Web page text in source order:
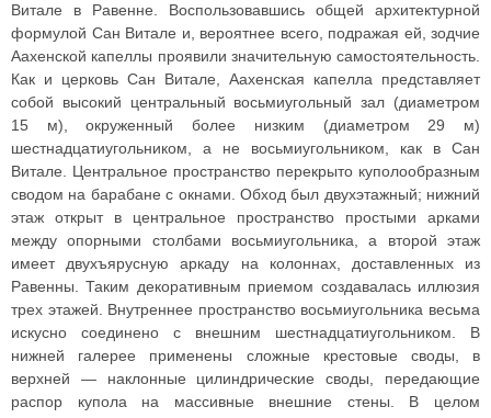
Витале в Равенне. Воспользовавшись общей архитектурной
формулой Сан Витале и, вероятнее всего, подражая ей, зодчие
Аахенской капеллы проявили значительную самостоятельность.
Как и церковь Сан Витале, Аахенская капелла представляет
собой высокий центральный восьмиугольный зал (диаметром
15 м), окруженный более низким (диаметром 29 м)
шестнадцатиугольником, а не восьмиугольником, как в Сан
Витале. Центральное пространство перекрыто куполообразным
сводом на барабане с окнами. Обход был двухэтажный; нижний
этаж открыт в центральное пространство простыми арками
между опорными столбами восьмиугольника, а второй этаж
имеет двухъярусную аркаду на колоннах, доставленных из
Равенны. Таким декоративным приемом создавалась иллюзия
трех этажей. Внутреннее пространство восьмиугольника весьма
искусно соединено с внешним шестнадцатиугольником. В
нижней галерее применены сложные крестовые своды, в
верхней — наклонные цилиндрические своды, передающие
распор купола на массивные внешние стены. В целом